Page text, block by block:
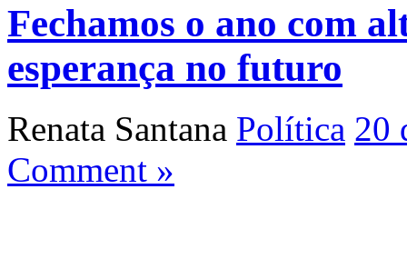
Fechamos o ano com
esperança no futuro
Renata Santana Política 20
Comment »